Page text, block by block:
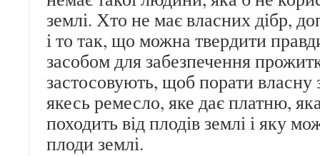
землі. Хто не має власних дібр,
і то так, що можна твердити
засобом для забезпечення
застосовують, щоб порати
якесь ремесло, яке дає платню,
походить від плодів землі і яку
плоди землі.